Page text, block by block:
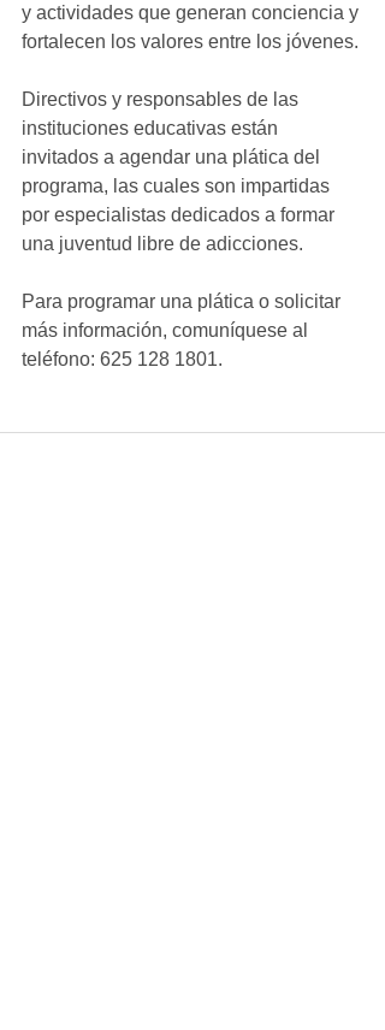
y actividades que generan conciencia y
fortalecen los valores entre los jóvenes.
Directivos y responsables de las
instituciones educativas están
invitados a agendar una plática del
programa, las cuales son impartidas
por especialistas dedicados a formar
una juventud libre de adicciones.
Para programar una plática o solicitar
más información, comuníquese al
teléfono: 625 128 1801.